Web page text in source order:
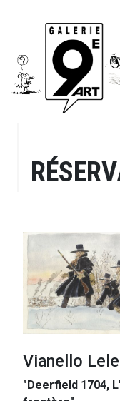
Vianello Lele
"Deerfield 1704,